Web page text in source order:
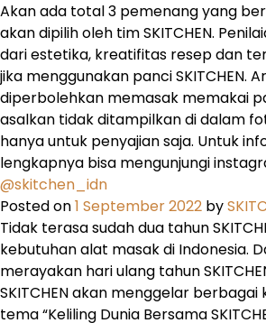
Akan ada total 3 pemenang yang
akan dipilih oleh tim SKITCHEN.
dari estetika, kreatifitas resep dan
jika menggunakan panci SKITCHEN.
diperbolehkan memasak memakai
asalkan tidak ditampilkan di dalam
hanya untuk penyajian saja. Untuk
lengkapnya bisa mengunjungi
@skitchen_idn
Posted on1 September 2022 by
Tidak terasa sudah dua tahun
kebutuhan alat masak di Indonesia.
merayakan hari ulang tahun
SKITCHEN akan menggelar
tema “Keliling Dunia Bersama